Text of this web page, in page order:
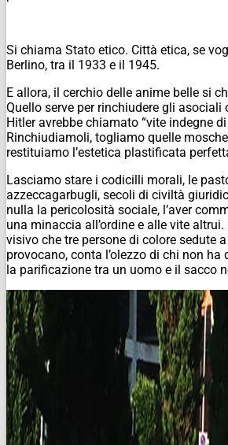
Si chiama Stato etico. Città etica, se
Berlino, tra il 1933 e il 1945.
E allora, il cerchio delle anime belle si
Quello serve per rinchiudere gli asociali
Hitler avrebbe chiamato “vite indegne di
Rinchiudiamoli, togliamo quelle
restituiamo l’estetica plastificata
Lasciamo stare i codicilli morali, le
azzeccagarbugli, secoli di civiltà
nulla la pericolosità sociale, l’aver
una minaccia all’ordine e alle vite
visivo che tre persone di colore sedute
provocano, conta l’olezzo di chi non ha
la parificazione tra un uomo e il sacco